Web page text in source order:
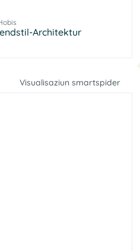
Architektur
Visualisaziun smartspider